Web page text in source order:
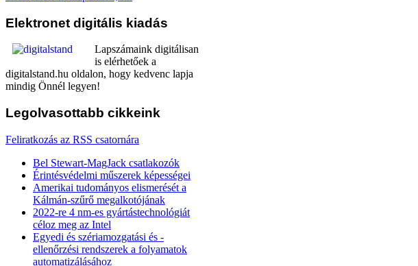
Elektronet digitális kiadás
Lapszámaink digitálisan
is elérhetőek a
digitalstand.hu oldalon, hogy kedvenc lapja
mindig Önnél legyen!
Legolvasottabb cikkeink
Feliratkozás az RSS csatornára
Bel Stewart-MagJack csatlakozók
Érintésvédelmi műszerek képességei
Amerikai tudományos elismerését a
Kálmán-szűrő megalkotójának
2022-re 4 nm-es gyártástechnológiát
céloz meg az Intel
Egyedi és szériamozgatási és -
ellenőrzési rendszerek a folyamatok
automatizálásához